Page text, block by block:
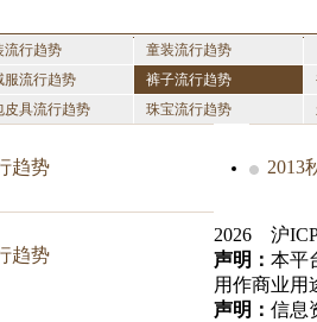
流行趋势 童装流行趋势
服流行趋势 裤子流行趋势
皮具流行趋势 珠宝流行趋势
趋势 2013
趋势
2026 沪ICP
声明： 本平
用作商业用
声明： 信息